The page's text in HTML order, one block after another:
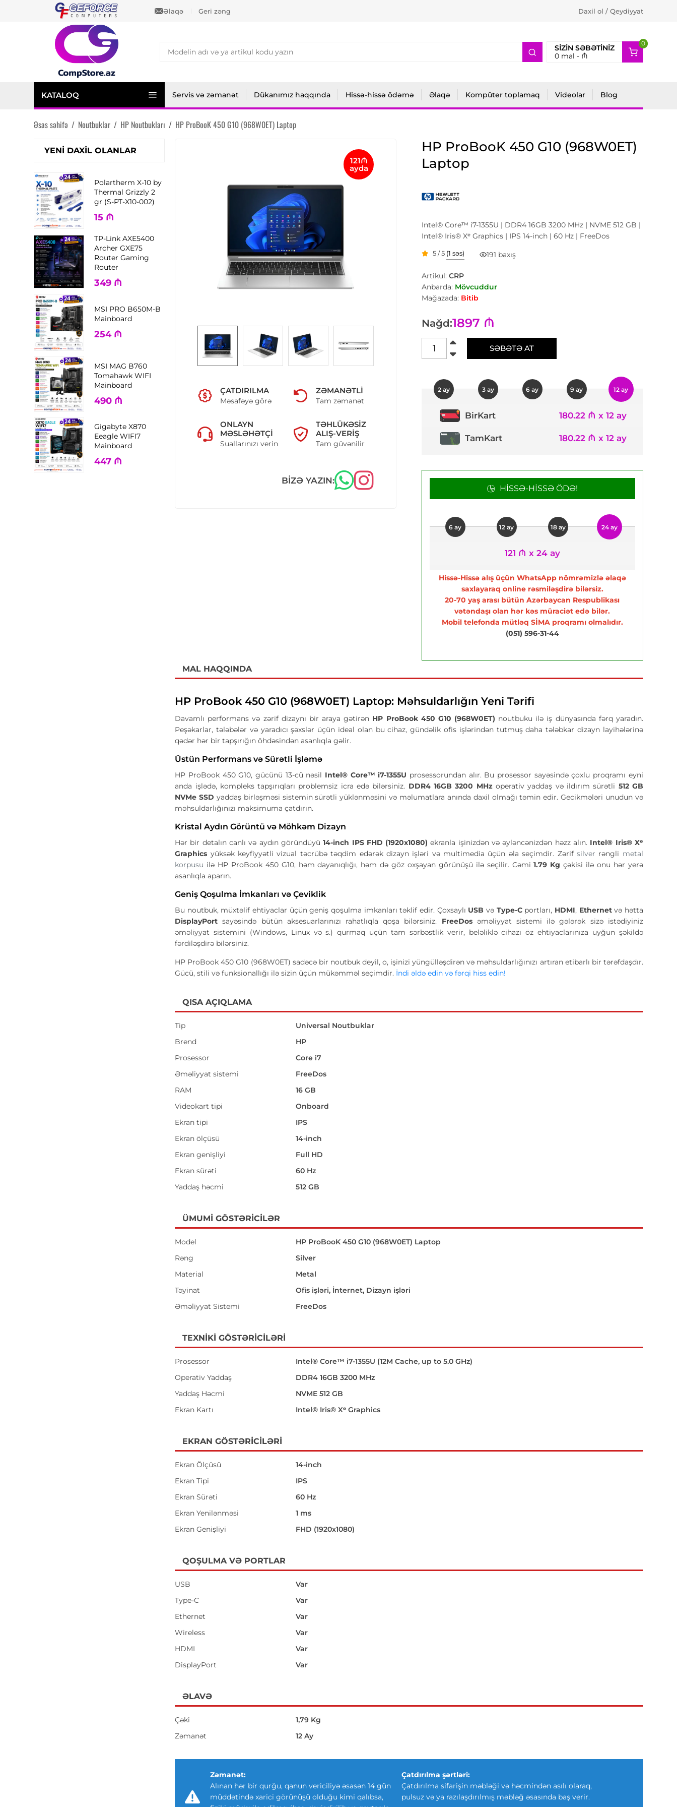
Əlaqə Geri zəng Daxil ol / Qeydiyyat
SIZIN SƏBƏTINIZ
0mal - ₼
0
2
KATALOQ Servis və zəmanət Dükanımız haqqında Hissə-hissə ödəmə Əlaqə Kompüter toplamaq Videolar Blog
Əsas səhifə / Noutbuklar / HP Noutbukları / HP ProBooK 450 G10 (968W0ET) Laptop
YENI DAXIL OLANLAR
Polartherm X-10 by
Thermal Grizzly 2
gr (S-PT-X10-002)
15 ₼
TP-Link AXE5400
Archer GXE75
Router Gaming
Router
349 ₼
MSI PRO B650M-B
Mainboard
254 ₼
MSI MAG B760
Tomahawk WIFI
Mainboard
490 ₼
Gigabyte X870
Eeagle WIFI7
Mainboard
447 ₼
121₼
ayda
ÇATDIRILMA
Məsafəyə görə
ZƏMANƏTLI
Tam zəmanət
ONLAYN
MƏSLƏHƏTÇI
Suallarınızı verin
TƏHLÜKƏSIZ
ALIŞ-VERIŞ
Tam güvənilir
BIZƏ YAZIN:
HP ProBooK 450 G10 (968W0ET)
Laptop
Intel® Core™ i7-1355U | DDR4 16GB 3200 MHz | NVME 512 GB |
Intel® Iris® Xᵉ Graphics | IPS 14-inch | 60 Hz | FreeDos
5 / 5 (1 səs) 191 baxış
Artikul: CRP
Anbarda: Mövcuddur
Mağazada: Bitib
Nağd:1897 ₼
SƏBƏTƏ AT
2 ay 3 ay 6 ay 9 ay 12 ay
BirKart 180.22 ₼ x 12 ay
TamKart 180.22 ₼ x 12 ay
HISSƏ-HISSƏ ÖDƏ!
6 ay 12 ay 18 ay 24 ay
121 ₼ x 24 ay
Hissə-Hissə alış üçün WhatsApp nömrəmizlə əlaqə
saxlayaraq online rəsmiləşdirə bilərsiz.
20-70 yaş arası bütün Azərbaycan Respublikası
vətəndaşı olan hər kəs müraciət edə bilər.
Mobil telefonda mütləq SİMA proqramı olmalıdır.
(051) 596-31-44
MAL HAQQINDA
HP ProBook 450 G10 (968W0ET) Laptop: Məhsuldarlığın Yeni Tərifi
Davamlı performans və zərif dizaynı bir araya gətirən HP ProBook 450 G10 (968W0ET) noutbuku ilə iş dünyasında fərq yaradın.
Peşəkarlar, tələbələr və yaradıcı şəxslər üçün ideal olan bu cihaz, gündəlik ofis işlərindən tutmuş daha tələbkar dizayn layihələrinə
qədər hər bir tapşırığın öhdəsindən asanlıqla gəlir.
Üstün Performans və Sürətli İşləmə
HP ProBook 450 G10, gücünü 13-cü nəsil Intel® Core™ i7-1355U prosessorundan alır. Bu prosessor sayəsində çoxlu proqramı eyni
anda işlədə, kompleks tapşırıqları problemsiz icra edə bilərsiniz. DDR4 16GB 3200 MHzoperativ yaddaş və ildırım sürətli 512 GB
NVMe SSD yaddaş birləşməsi sistemin sürətli yüklənməsini və məlumatlara anında daxil olmağı təmin edir. Gecikmələri unudun və
məhsuldarlığınızı maksimuma çatdırın.
Kristal Aydın Görüntü və Möhkəm Dizayn
Hər bir detalın canlı və aydın göründüyü14-inch IPS FHD (1920x1080) ekranla işinizdən və əyləncənizdən həzz alın. Intel® Iris® Xᵉ
Graphics yüksək keyfiyyətli vizual təcrübə təqdim edərək dizayn işləri və multimedia üçün əla seçimdir. Zərifsilver rəngli metal
korpusu ilə HP ProBook 450 G10, həm dayanıqlığı, həm də göz oxşayan görünüşü ilə seçilir. Cəmi1.79 Kg çəkisi ilə onu hər yerə
asanlıqla aparın.
Geniş Qoşulma İmkanları və Çeviklik
Bu noutbuk, müxtəlif ehtiyaclar üçün geniş qoşulma imkanları təklif edir. Çoxsaylı USB və Type-Cportları, HDMI, Ethernetvə hətta
DisplayPort sayəsində bütün aksesuarlarınızı rahatlıqla qoşa bilərsiniz. FreeDosəməliyyat sistemi ilə gələrək sizə istədiyiniz
əməliyyat sistemini (Windows, Linux və s.) qurmaq üçün tam sərbəstlik verir, beləliklə cihazı öz ehtiyaclarınıza uyğun şəkildə
fərdiləşdirə bilərsiniz.
HP ProBook 450 G10 (968W0ET) sadəcə bir noutbuk deyil, o, işinizi yüngülləşdirən və məhsuldarlığınızı artıran etibarlı bir tərəfdaşdır.
Gücü, stili və funksionallığı ilə sizin üçün mükəmməl seçimdir. İndi əldə edin və fərqi hiss edin!
QISA AÇIQLAMA
Tip
Universal Noutbuklar
Brend
HP
Prosessor
Core i7
Əməliyyat sistemi
FreeDos
RAM
16 GB
Videokart tipi
Onboard
Ekran tipi
IPS
Ekran ölçüsü
14-inch
Ekran genişliyi
Full HD
Ekran sürəti
60 Hz
Yaddaş həcmi
512 GB
ÜMUMI GÖSTƏRICILƏR
Model
HP ProBooK 450 G10 (968W0ET) Laptop
Rəng
Silver
Material
Metal
Təyinat
Ofis işləri, İnternet, Dizayn işləri
Əməliyyat Sistemi
FreeDos
TEXNIKI GÖSTƏRICILƏRI
Prosessor
Intel® Core™ i7-1355U (12M Cache, up to 5.0 GHz)
Operativ Yaddaş
DDR4 16GB 3200 MHz
Yaddaş Həcmi
NVME 512 GB
Ekran Kartı
Intel® Iris® Xᵉ Graphics
EKRAN GÖSTƏRICILƏRI
Ekran Ölçüsü
14-inch
Ekran Tipi
IPS
Ekran Sürəti
60 Hz
Ekran Yenilənməsi
1 ms
Ekran Genişliyi
FHD (1920x1080)
QOŞULMA VƏ PORTLAR
USB
Var
Type-C
Var
Ethernet
Var
Wireless
Var
HDMI
Var
DisplayPort
Var
ƏLAVƏ
Çəki
1,79 Kg
Zəmanət
12 Ay
Zəmanət:
Alınan hər bir qurğu, qanun vericiliyə əsasən 14 gün
müddətində xarici görünüşü olduğu kimi qalıbsa,
Çatdırılma şərtləri:
Çatdırılma sifarişin məbləği və həcmindən asılı olaraq,
pulsuz və ya razılaşdırılmış məbləğ əsasında baş verir.